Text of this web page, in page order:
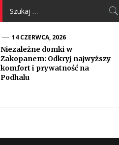
Szukaj:
14 CZERWCA, 2026
Niezależne domki w
Zakopanem: Odkryj najwyższy
komfort i prywatność na
Podhalu